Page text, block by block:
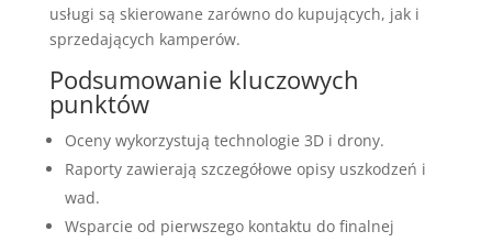
usługi są skierowane zarówno do kupujących, jak i
sprzedających kamperów.
Podsumowanie kluczowych
punktów
Oceny wykorzystują technologie 3D i drony.
Raporty zawierają szczegółowe opisy uszkodzeń i
wad.
Wsparcie od pierwszego kontaktu do finalnej